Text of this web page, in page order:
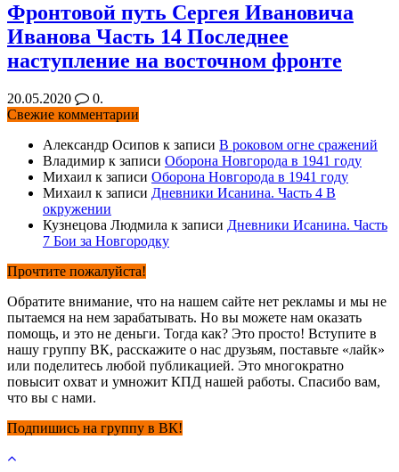
Фронтовой путь Сергея Ивановича
Иванова Часть 14 Последнее
наступление на восточном фронте
20.05.2020
0.
Свежие комментарии
Александр Осипов к записи В роковом огне сражений
Владимир к записи Оборона Новгорода в 1941 году
Михаил к записи Оборона Новгорода в 1941 году
Михаил к записи Дневники Исанина. Часть 4 В
окружении
Кузнецова Людмила к записи Дневники Исанина. Часть
7 Бои за Новгородку
Прочтите пожалуйста!
Обратите внимание, что на нашем сайте нет рекламы и мы не
пытаемся на нем зарабатывать. Но вы можете нам оказать
помощь, и это не деньги. Тогда как? Это просто! Вступите в
нашу группу ВК, расскажите о нас друзьям, поставьте «лайк»
или поделитесь любой публикацией. Это многократно
повысит охват и умножит КПД нашей работы. Спасибо вам,
что вы с нами.
Подпишись на группу в ВК!